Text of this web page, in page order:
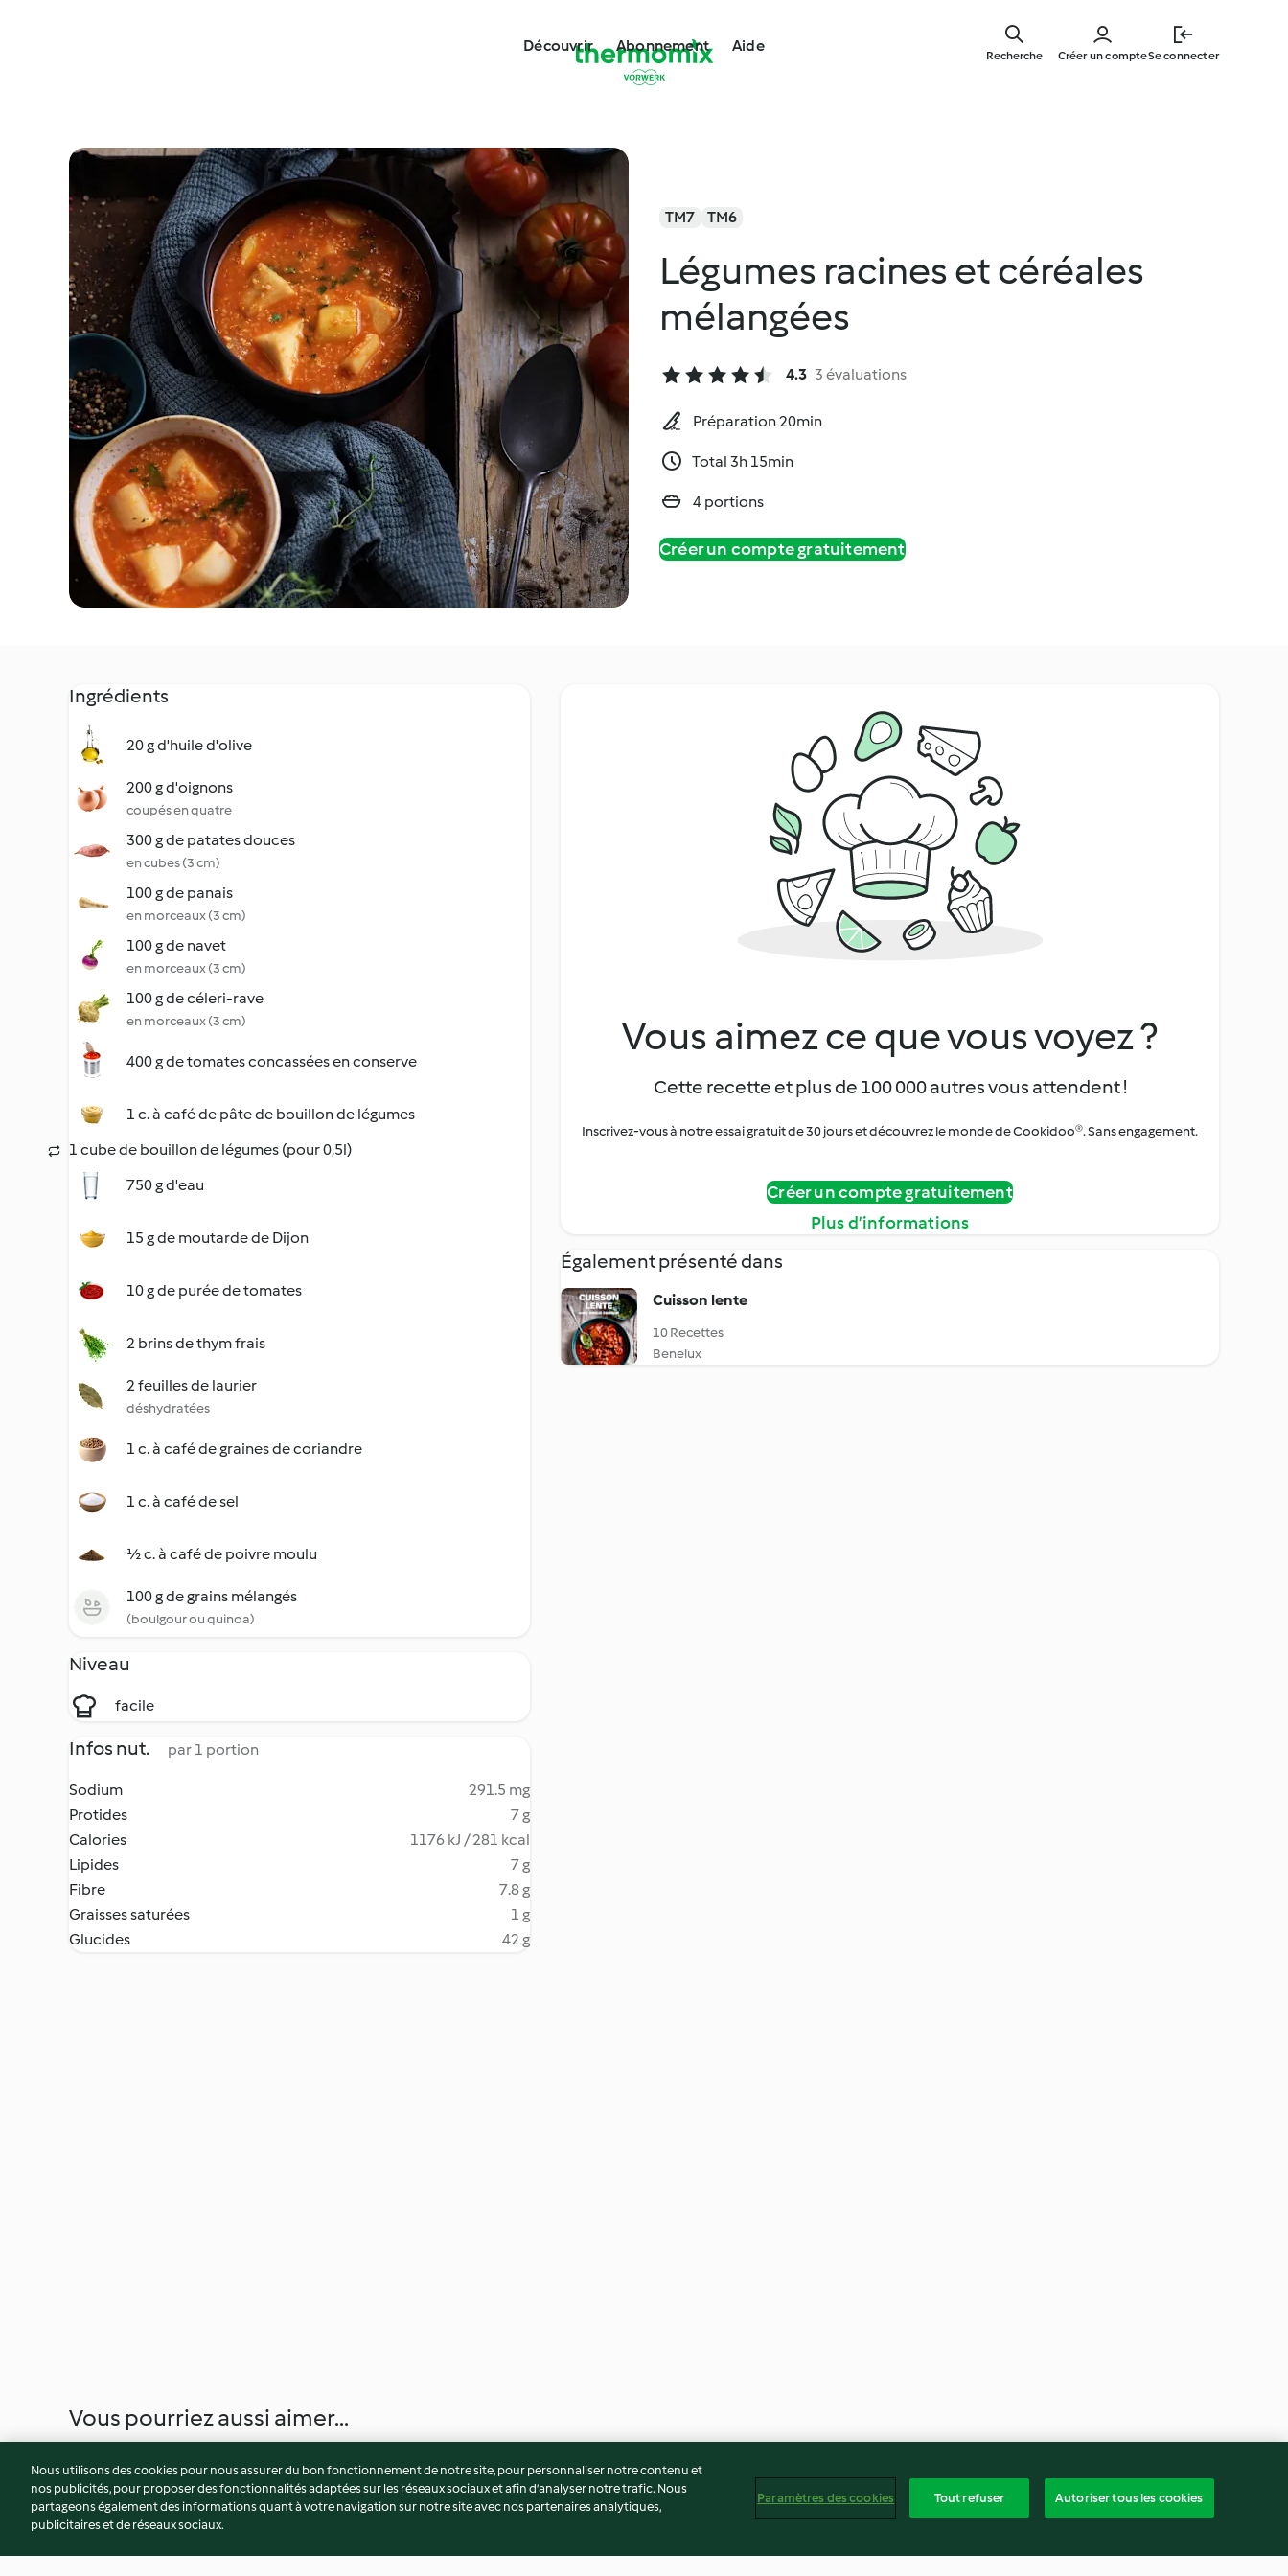
main
Découvrir Abonnement Aide
Créer un compteSe connecter
Recherche
TM7 TM6
Légumes racines et céréales
mélangées
4.3 3 évaluations
Préparation 20min
Total 3h 15min
4 portions
Créer un compte gratuitement
Ingrédients
20 g d'huile d'olive
200 g d'oignons
coupés en quatre
300 g de patates douces
en cubes (3 cm)
100 g de panais
en morceaux (3 cm)
100 g de navet
en morceaux (3 cm)
100 g de céleri-rave
en morceaux (3 cm)
400 g de tomates concassées en conserve
1 c. à café de pâte de bouillon de légumes
1 cube de bouillon de légumes (pour 0,5l)
750 g d'eau
15 g de moutarde de Dijon
10 g de purée de tomates
2 brins de thym frais
2 feuilles de laurier
déshydratées
1 c. à café de graines de coriandre
1 c. à café de sel
½ c. à café de poivre moulu
100 g de grains mélangés
(boulgour ou quinoa)
Niveau
facile
Infos nut. par 1 portion
Sodium
291.5 mg
Protides
7 g
Calories
1176 kJ / 281 kcal
Lipides
7 g
Fibre
7.8 g
Graisses saturées
1 g
Glucides
42 g
Vous aimez ce que vous voyez ?
Cette recette et plus de 100 000 autres vous attendent !
Inscrivez-vous à notre essai gratuit de 30 jours et découvrez le monde de Cookidoo®. Sans engagement.
Créer un compte gratuitement
Plus d’informations
Également présenté dans
Cuisson lente
10 Recettes
Benelux
Vous pourriez aussi aimer...
Nous utilisons des cookies pour nous assurer du bon fonctionnement de notre site, pour personnaliser notre contenu et
nos publicités, pour proposer des fonctionnalités adaptées sur les réseaux sociaux et afin d’analyser notre trafic. Nous
partageons également des informations quant à votre navigation sur notre site avec nos partenaires analytiques,
publicitaires et de réseaux sociaux.
Paramètres des cookies Tout refuser Autoriser tous les cookies